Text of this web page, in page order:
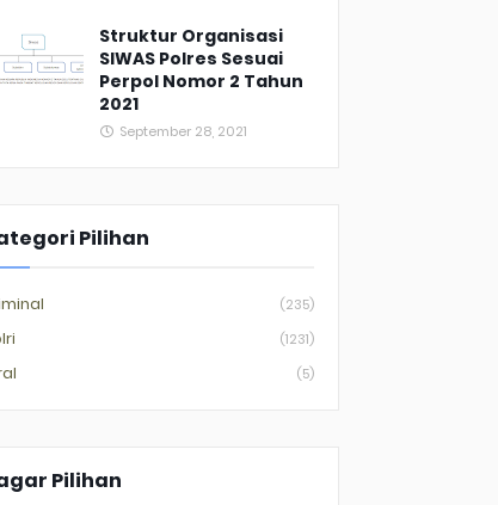
Struktur Organisasi
SIWAS Polres Sesuai
Perpol Nomor 2 Tahun
2021
September 28, 2021
Pilihan
(235)
(1231)
(5)
Pilihan